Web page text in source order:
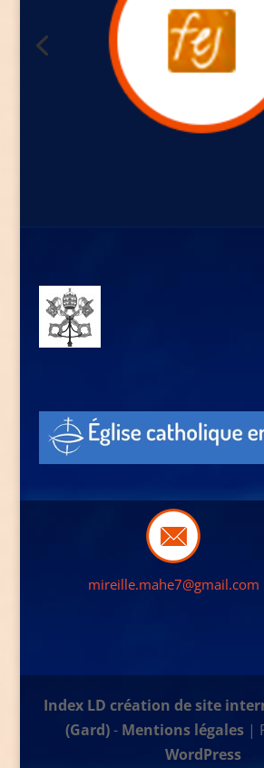
mireille.mahe7@gmail.com
Index LD création de site
(Gard)- Mentions légales |
WordPress